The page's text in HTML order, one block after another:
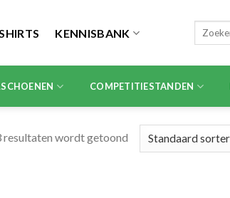
KENNISBANK
Zoeken
COMPETITIESTANDEN
resultaten wordt getoond